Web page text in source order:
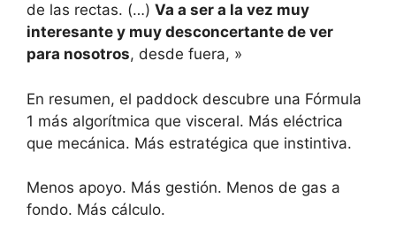
de las rectas. (…) Va a ser a la vez muy
interesante y muy desconcertante de ver
para nosotros, desde fuera, »
En resumen, el paddock descubre una Fórmula
1 más algorítmica que visceral. Más eléctrica
que mecánica. Más estratégica que instintiva.
Menos apoyo. Más gestión. Menos de gas a
fondo. Más cálculo.